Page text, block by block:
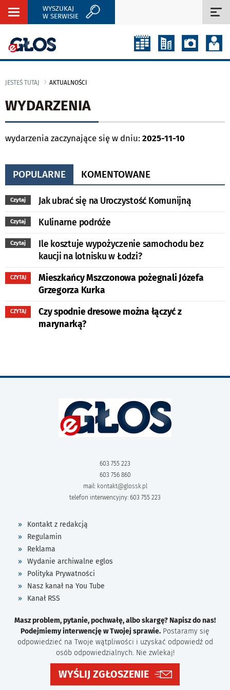
Rozwiń
WYSZUKAJ
W SERWISIE
JESTEŚ TUTAJ AKTUALNOŚCI
WYDARZENIA
wydarzenia zaczynające się w dniu: 2025-11-10
POPULARNE KOMENTOWANE
Czytaj Jak ubrać się na Uroczystość Komunijną
Czytaj Kulinarne podróże
Czytaj
Ile kosztuje wypożyczenie samochodu bez
kaucji na lotnisku w Łodzi?
CZYTAJ
Mieszkańcy Mszczonowa pożegnali Józefa
Grzegorza Kurka
CZYTAJ
Czy spodnie dresowe można łączyć z
marynarką?
603 755 223
603 756 860
mail: kontakt@glossk.pl
telefon interwencyjny: 603 755 223
Kontakt z redakcją
Regulamin
Reklama
Wydanie archiwalne eglos
Polityka Prywatności
Nasz kanał na You Tube
Kanał RSS
Masz problem, pytanie, pochwałę, albo skargę? Napisz do nas!
Podejmiemy interwencję w Twojej sprawie. Postaramy się
odpowiedzieć na Twoje wątpliwości i uzyskać odpowiedź od
osób odpowiedzialnych. Nie zwlekaj!
WYŚLIJ ZGŁOSZENIE